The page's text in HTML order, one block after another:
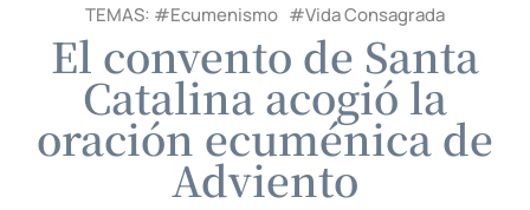
TEMAS: #Ecumenismo #Vida Consagrada
El convento de Santa
Catalina acogió la
oración ecuménica de
Adviento